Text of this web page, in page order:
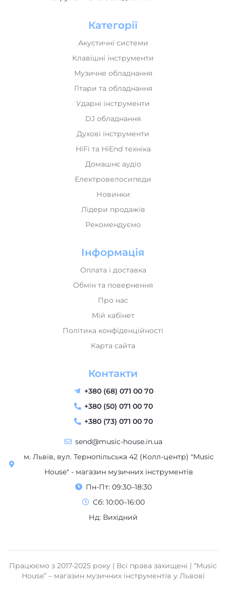
Акустичні системи
Клавішні інструменти
Музичне обладнання
Гітари та обладнання
Ударні інструменти
DJ обладнання
Духові інструменти
HiFi та HiEnd техніка
Домашнє аудіо
Електровелосипеди
Новинки
Лідери продажів
Рекомендуємо
Оплата і доставка
Обмін та повернення
Про нас
Мій кабінет
Політика конфіденційності
Карта сайта
+380 (68) 071 00 70
+380 (50) 071 00 70
+380 (73) 071 00 70
send@music-house.in.ua
м. Львів, вул. Тернопільська 42 (Колл-центр) "Music
House" - магазин музичних інструментів
Пн-Пт: 09:30–18:30
Сб: 10:00–16:00
Нд: Вихідний
Працюємо з 2017-2025 року | Всі права захищені | “Music
House” – магазин музичних інструментів у Львові